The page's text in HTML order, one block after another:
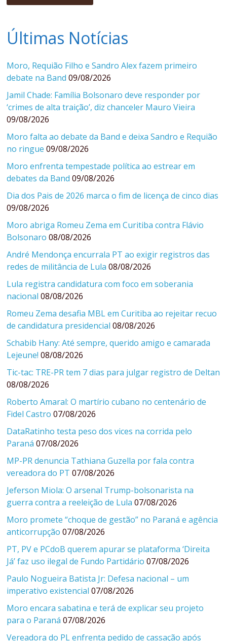
Últimas Notícias
Moro, Requião Filho e Sandro Alex fazem primeiro
debate na Band 09/08/2026
Jamil Chade: Família Bolsonaro deve responder por
‘crimes de alta traição’, diz chanceler Mauro Vieira
09/08/2026
Moro falta ao debate da Band e deixa Sandro e Requião
no ringue 09/08/2026
Moro enfrenta tempestade política ao estrear em
debates da Band 09/08/2026
Dia dos Pais de 2026 marca o fim de licença de cinco dias
09/08/2026
Moro abriga Romeu Zema em Curitiba contra Flávio
Bolsonaro 08/08/2026
André Mendonça encurrala PT ao exigir registros das
redes de militância de Lula 08/08/2026
Lula registra candidatura com foco em soberania
nacional 08/08/2026
Romeu Zema desafia MBL em Curitiba ao rejeitar recuo
de candidatura presidencial 08/08/2026
Schabib Hany: Até sempre, querido amigo e camarada
Lejeune! 08/08/2026
Tic-tac: TRE-PR tem 7 dias para julgar registro de Deltan
08/08/2026
Roberto Amaral: O martírio cubano no centenário de
Fidel Castro 07/08/2026
DataRatinho testa peso dos vices na corrida pelo
Paraná 07/08/2026
MP-PR denuncia Tathiana Guzella por fala contra
vereadora do PT 07/08/2026
Jeferson Miola: O arsenal Trump-bolsonarista na
guerra contra a reeleição de Lula 07/08/2026
Moro promete “choque de gestão” no Paraná e agência
anticorrupção 07/08/2026
PT, PV e PCdoB querem apurar se plataforma ‘Direita
Já’ faz uso ilegal de Fundo Partidário 07/08/2026
Paulo Nogueira Batista Jr: Defesa nacional – um
imperativo existencial 07/08/2026
Moro encara sabatina e terá de explicar seu projeto
para o Paraná 07/08/2026
Vereadora do PL enfrenta pedido de cassação após